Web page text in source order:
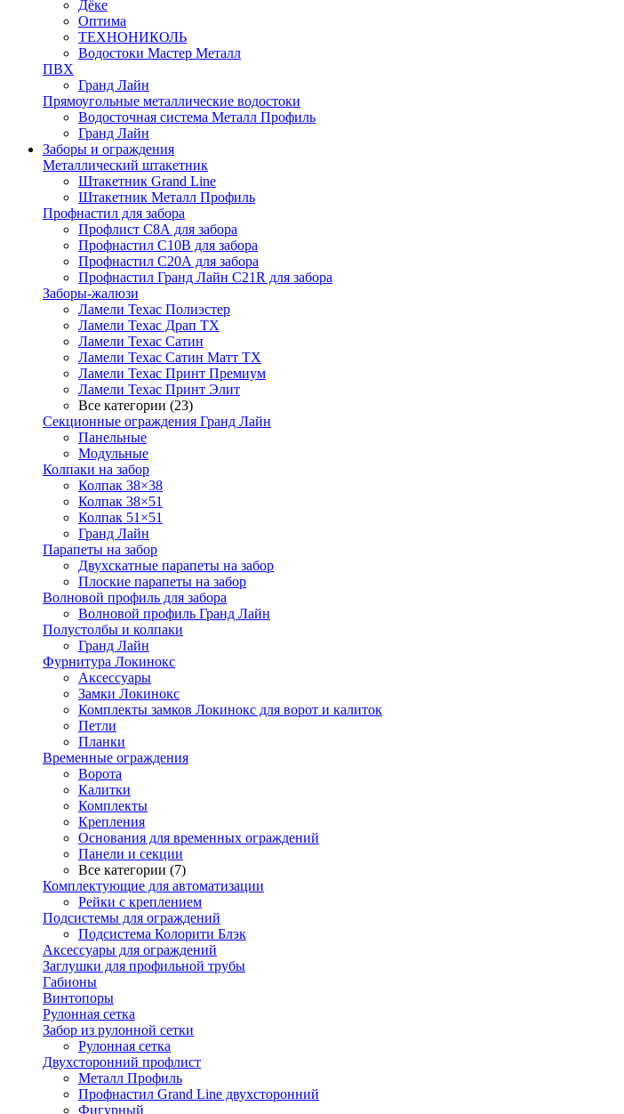
Дёке
Оптима
ТЕХНОНИКОЛЬ
Водостоки Мастер Металл
ПВХ
Гранд Лайн
Прямоугольные металлические водостоки
Водосточная система Металл Профиль
Гранд Лайн
Заборы и ограждения
Металлический штакетник
Штакетник Grand Line
Штакетник Металл Профиль
Профнастил для забора
Профлист С8А для забора
Профнастил С10В для забора
Профнастил С20А для забора
Профнастил Гранд Лайн С21R для забора
Заборы-жалюзи
Ламели Техас Полиэстер
Ламели Техас Драп ТХ
Ламели Техас Сатин
Ламели Техас Сатин Матт ТХ
Ламели Техас Принт Премиум
Ламели Техас Принт Элит
Все категории (23)
Секционные ограждения Гранд Лайн
Панельные
Модульные
Колпаки на забор
Колпак 38×38
Колпак 38×51
Колпак 51×51
Гранд Лайн
Парапеты на забор
Двухскатные парапеты на забор
Плоские парапеты на забор
Волновой профиль для забора
Волновой профиль Гранд Лайн
Полустолбы и колпаки
Гранд Лайн
Фурнитура Локинокс
Аксессуары
Замки Локинокс
Комплекты замков Локинокс для ворот и калиток
Петли
Планки
Временные ограждения
Ворота
Калитки
Комплекты
Крепления
Основания для временных ограждений
Панели и секции
Все категории (7)
Комплектующие для автоматизации
Рейки с креплением
Подсистемы для ограждений
Подсистема Колорити Блэк
Аксессуары для ограждений
Заглушки для профильной трубы
Габионы
Винтопоры
Рулонная сетка
Забор из рулонной сетки
Рулонная сетка
Двухсторонний профлист
Металл Профиль
Профнастил Grand Line двухсторонний
Фигурный